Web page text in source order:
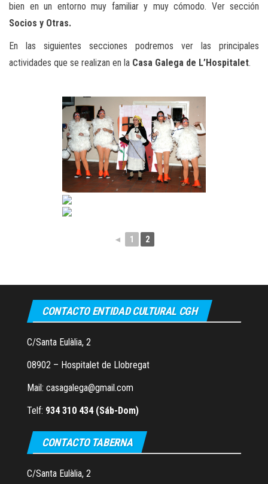
bien en un entorno muy familiar y muy cómodo. Ver sección
Socios y Otras.
En las siguientes secciones podremos ver las principales
actividades que se realizan en la Casa Galega de L’Hospitalet.
◄ 1 2
CONTACTO ENTIDAD CULTURAL CGH
C/Santa Eulàlia, 2
08902 – Hospitalet de Llobregat
Mail: casagalega@gmail.com
Telf: 934 310 434 (Sáb-Dom)
CONTACTO TABERNA
C/Santa Eulàlia, 2